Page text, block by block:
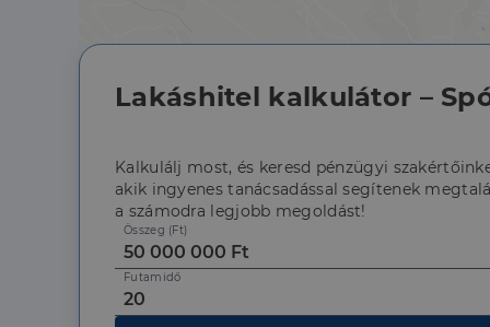
Lakáshitel kalkulátor –
Kalkulálj most, és keresd pénzügyi
akik ingyenes tanácsadással segítenek
a számodra legjobb megoldást!
Összeg (Ft)
Futamidő
fiókkezelést. A